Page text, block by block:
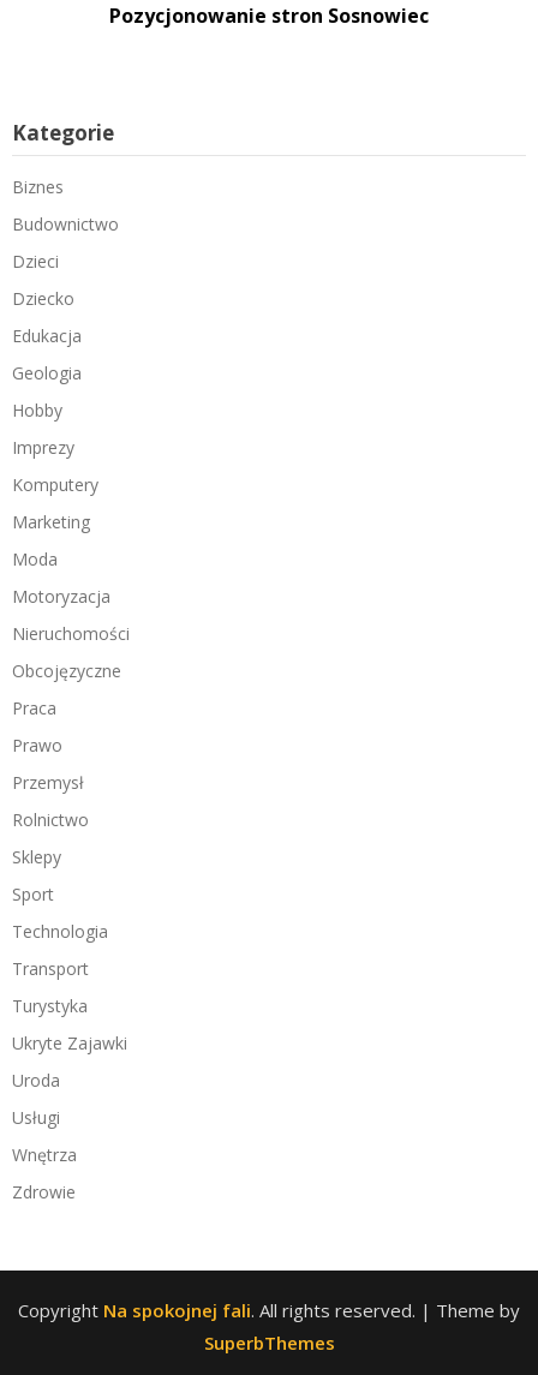
Pozycjonowanie stron Sosnowiec
Kategorie
Biznes
Budownictwo
Dzieci
Dziecko
Edukacja
Geologia
Hobby
Imprezy
Komputery
Marketing
Moda
Motoryzacja
Nieruchomości
Obcojęzyczne
Praca
Prawo
Przemysł
Rolnictwo
Sklepy
Sport
Technologia
Transport
Turystyka
Ukryte Zajawki
Uroda
Usługi
Wnętrza
Zdrowie
Copyright Na spokojnej fali. All rights reserved. | Theme by
SuperbThemes